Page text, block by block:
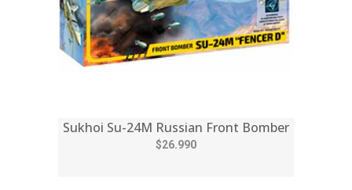
Sukhoi Su-24M Russian Front Bomber
$26.990